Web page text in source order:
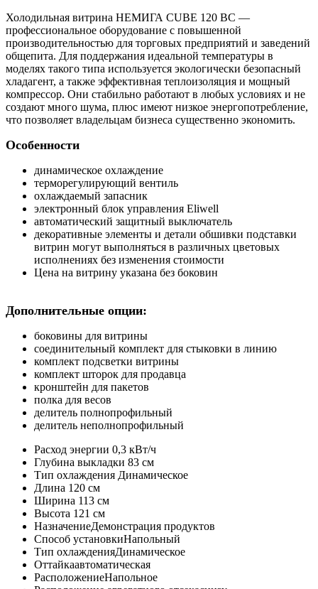
Холодильная витрина НЕМИГА CUBE 120 ВС —
профессиональное оборудование с повышенной
производительностью для торговых предприятий и заведений
общепита. Для поддержания идеальной температуры в
моделях такого типа используется экологически безопасный
хладагент, а также эффективная теплоизоляция и мощный
компрессор. Они стабильно работают в любых условиях и не
создают много шума, плюс имеют низкое энергопотребление,
что позволяет владельцам бизнеса существенно экономить.
Особенности
динамическое охлаждение
терморегулирующий вентиль
охлаждаемый запасник
электронный блок управления Eliwell
автоматический защитный выключатель
декоративные элементы и детали обшивки подставки
витрин могут выполняться в различных цветовых
исполнениях без изменения стоимости
Цена на витрину указана без боковин
Дополнительные опции:
боковины для витрины
соединительный комплект для стыковки в линию
комплект подсветки витрины
комплект шторок для продавца
кронштейн для пакетов
полка для весов
делитель полнопрофильный
делитель неполнопрофильный
Расход энергии 0,3 кВт/ч
Глубина выкладки 83 см
Тип охлаждения Динамическое
Длина 120 см
Ширина 113 см
Высота 121 см
НазначениеДемонстрация продуктов
Способ установкиНапольный
Тип охлажденияДинамическое
Оттайкаавтоматическая
РасположениеНапольное